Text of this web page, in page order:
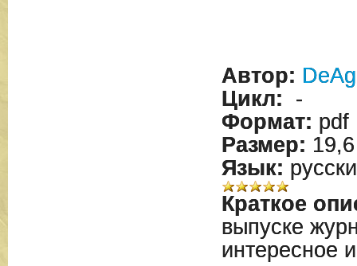
Автор:
Цикл: -
Формат: pdf
Размер:
Язык:
Краткое
выпуске
интересное